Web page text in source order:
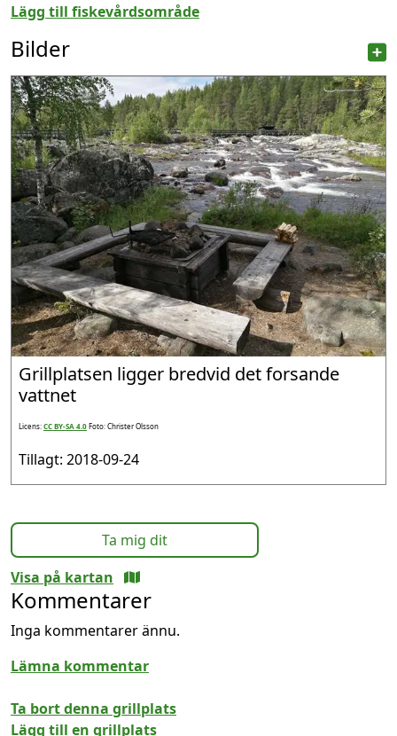
Lägg till fiskevårdsområde
Bilder
Grillplatsen ligger bredvid det forsande
vattnet
Licens:CC BY-SA 4.0Foto: Christer Olsson
Tillagt: 2018-09-24
Ta mig dit
Visa på kartan
Kommentarer
Inga kommentarer ännu.
Lämna kommentar
Ta bort denna grillplats
Lägg till en grillplats